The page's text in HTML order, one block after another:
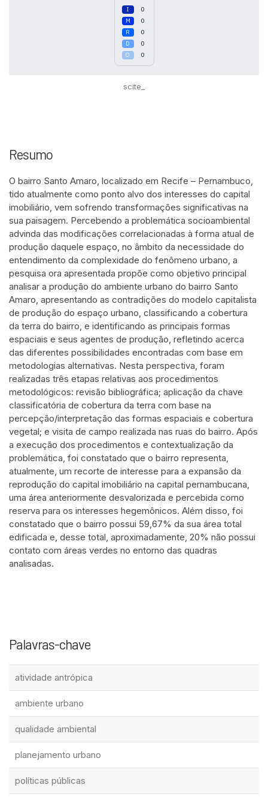
0
0
0
0
0
scite_
Resumo
O bairro Santo Amaro, localizado em Recife – Pernambuco,
tido atualmente como ponto alvo dos interesses do capital
imobiliário, vem sofrendo transformações significativas na
sua paisagem. Percebendo a problemática socioambiental
advinda das modificações correlacionadas à forma atual de
produção daquele espaço, no âmbito da necessidade do
entendimento da complexidade do fenômeno urbano, a
pesquisa ora apresentada propõe como objetivo principal
analisar a produção do ambiente urbano do bairro Santo
Amaro, apresentando as contradições do modelo capitalista
de produção do espaço urbano, classificando a cobertura
da terra do bairro, e identificando as principais formas
espaciais e seus agentes de produção, refletindo acerca
das diferentes possibilidades encontradas com base em
metodologias alternativas. Nesta perspectiva, foram
realizadas três etapas relativas aos procedimentos
metodológicos: revisão bibliográfica; aplicação da chave
classificatória de cobertura da terra com base na
percepção/interpretação das formas espaciais e cobertura
vegetal; e visita de campo realizada nas ruas do bairro. Após
a execução dos procedimentos e contextualização da
problemática, foi constatado que o bairro representa,
atualmente, um recorte de interesse para a expansão da
reprodução do capital imobiliário na capital pernambucana,
uma área anteriormente desvalorizada e percebida como
reserva para os interesses hegemônicos. Além disso, foi
constatado que o bairro possui 59,67% da sua área total
edificada e, desse total, aproximadamente, 20% não possui
contato com áreas verdes no entorno das quadras
analisadas.
Palavras-chave
atividade antrópica
ambiente urbano
qualidade ambiental
planejamento urbano
políticas públicas